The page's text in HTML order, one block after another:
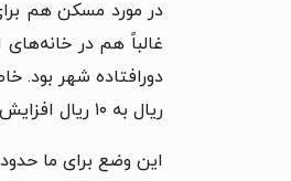
در مورد مسکن هم
غالباً هم در
ریال به ۱۰ ریال افزایش یافت.